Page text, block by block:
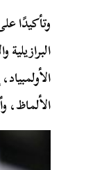
وتأكيدًا
الألماظ،